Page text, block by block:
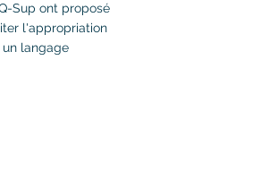
Sup ont proposé
l'appropriation
langage